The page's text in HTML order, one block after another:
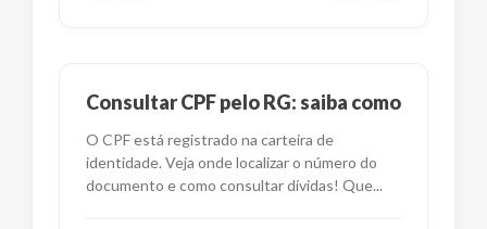
Consultar CPF pelo RG: saiba como
O CPF está registrado na carteira de
identidade. Veja onde localizar o número do
documento e como consultar dívidas! Que...